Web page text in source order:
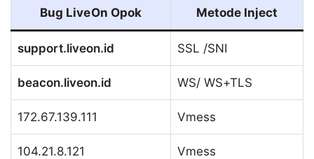
Bug LiveOn Opok Metode Inject
support.liveon.id SSL /SNI
beacon.liveon.id WS/ WS+TLS
172.67.139.111 Vmess
104.21.8.121 Vmess